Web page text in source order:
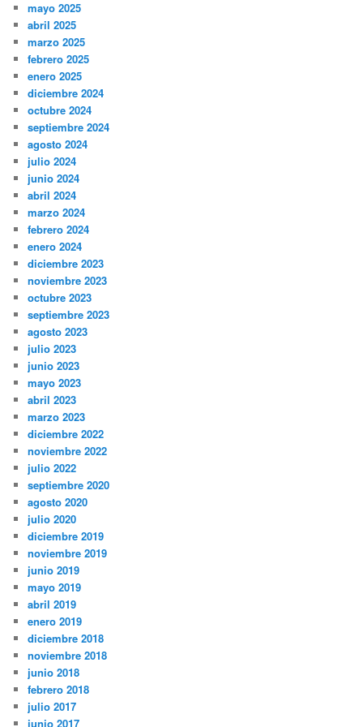
mayo 2025
abril 2025
marzo 2025
febrero 2025
enero 2025
diciembre 2024
octubre 2024
septiembre 2024
agosto 2024
julio 2024
junio 2024
abril 2024
marzo 2024
febrero 2024
enero 2024
diciembre 2023
noviembre 2023
octubre 2023
septiembre 2023
agosto 2023
julio 2023
junio 2023
mayo 2023
abril 2023
marzo 2023
diciembre 2022
noviembre 2022
julio 2022
septiembre 2020
agosto 2020
julio 2020
diciembre 2019
noviembre 2019
junio 2019
mayo 2019
abril 2019
enero 2019
diciembre 2018
noviembre 2018
junio 2018
febrero 2018
julio 2017
junio 2017